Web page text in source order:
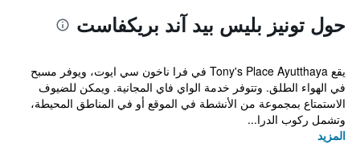
حول تونيز بليس بيد آند بريكفاست
يقع Tony's Place Ayutthaya في فرا ناخون سي ايوت، ويوفر مسبح
في الهواء الطلق. وتتوفر خدمة الواي فاي المجانية. ويمكن للضيوف
الاستمتاع بمجموعة من الأنشطة في الموقع أو في المناطق المحيطة،
وتشمل ركوب الدرا...
المزيد